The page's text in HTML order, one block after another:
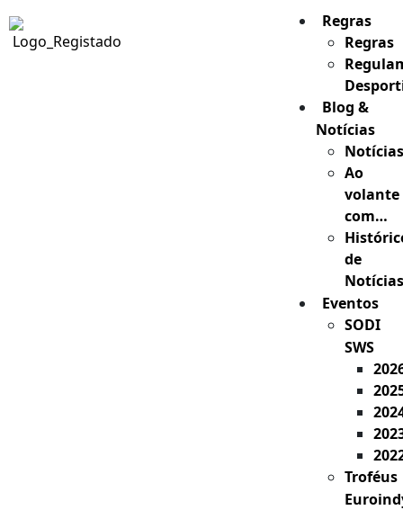
Regras
Regras
Blog &
Notícias
Notícias
Ao
volante
com…
de
Notícias
Eventos
SODI
SWS
Troféus